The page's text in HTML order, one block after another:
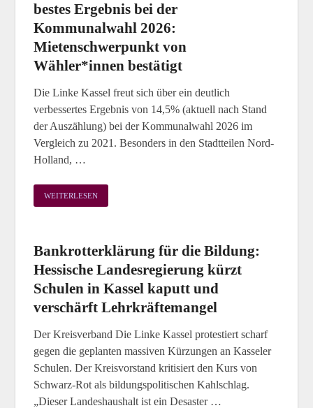
bestes Ergebnis bei der
Kommunalwahl 2026:
Mietenschwerpunkt von
Wähler*innen bestätigt
Die Linke Kassel freut sich über ein deutlich
verbessertes Ergebnis von 14,5% (aktuell nach Stand
der Auszählung) bei der Kommunalwahl 2026 im
Vergleich zu 2021. Besonders in den Stadtteilen Nord-
Holland, …
WEITERLESEN
Bankrotterklärung für die Bildung:
Hessische Landesregierung kürzt
Schulen in Kassel kaputt und
verschärft Lehrkräftemangel
Der Kreisverband Die Linke Kassel protestiert scharf
gegen die geplanten massiven Kürzungen an Kasseler
Schulen. Der Kreisvorstand kritisiert den Kurs von
Schwarz-Rot als bildungspolitischen Kahlschlag.
„Dieser Landeshaushalt ist ein Desaster …